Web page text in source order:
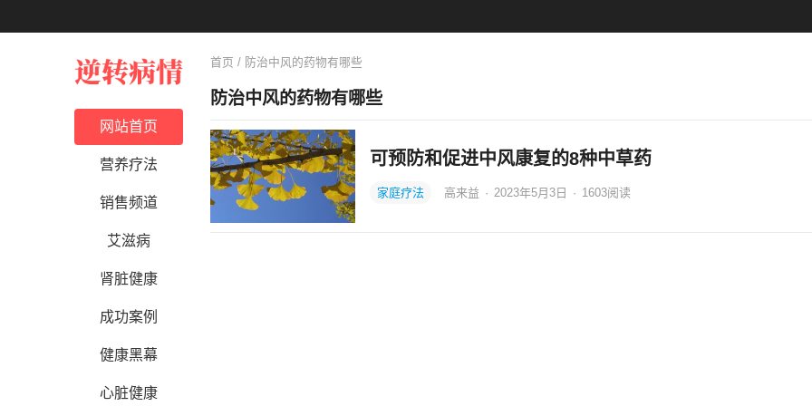
网站首页
营养疗法
销售频道
艾滋病
肾脏健康
成功案例
健康黑幕
心脏健康
首页 / 防治中风的药物有哪些
防治中风的药物有哪些
可预防和促进中风康复的8种中草药
家庭疗法 高来益 · 2023年5月3日 · 1603阅读